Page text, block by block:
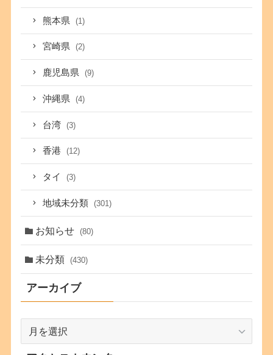
熊本県 (1)
宮崎県 (2)
鹿児島県 (9)
沖縄県 (4)
台湾 (3)
香港 (12)
タイ (3)
地域未分類 (301)
お知らせ (80)
未分類 (430)
アーカイブ